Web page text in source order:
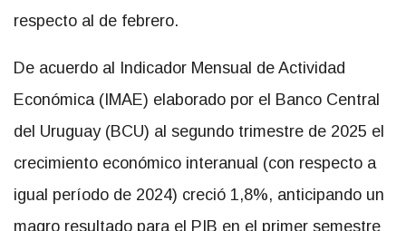
respecto al de febrero.
De acuerdo al Indicador Mensual de Actividad
Económica (IMAE) elaborado por el Banco Central
del Uruguay (BCU) al segundo trimestre de 2025 el
crecimiento económico interanual (con respecto a
igual período de 2024) creció 1,8%, anticipando un
magro resultado para el PIB en el primer semestre